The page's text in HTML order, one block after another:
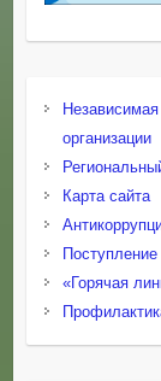
организации
Карта сайта
Поступление
«Горячая